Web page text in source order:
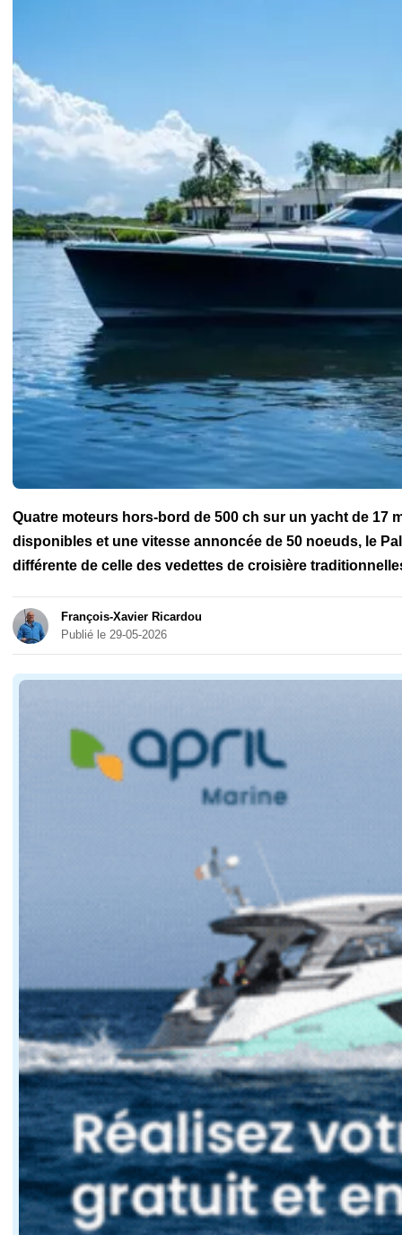
Quatre moteurs hors-bord de 500 ch sur un yacht de 17
disponibles et une vitesse annoncée de 50 noeuds, le
différente de celle des vedettes de croisière
François-Xavier Ricardou
Publié le 29-05-2026